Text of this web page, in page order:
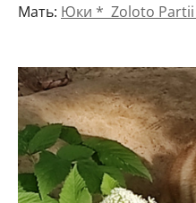
Мать: Юки * Zoloto Partii